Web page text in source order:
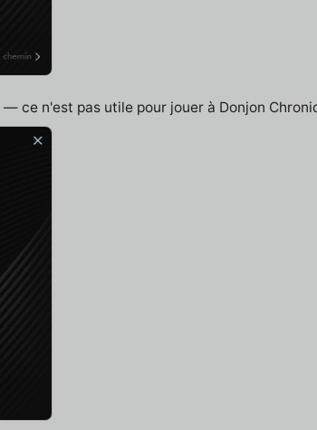
— ce n'est pas utile pour jouer à Donjon